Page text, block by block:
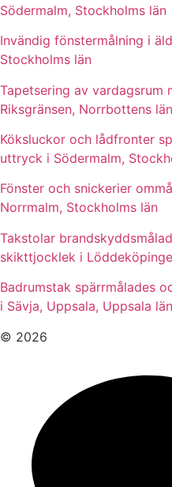
Södermalm, Stockholms län
Invändig fönstermålning i
Stockholms län
Tapetsering av vardagsrum
Riksgränsen, Norrbottens län
Köksluckor och lådfronter
uttryck i Södermalm,
Fönster och snickerier
Norrmalm, Stockholms län
Takstolar
skikttjocklek i
Badrumstak spärrmålades
i Sävja, Uppsala, Uppsala län
© 2026